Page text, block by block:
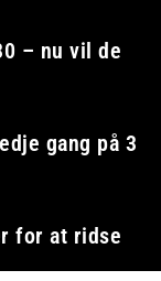
– nu vil de
gang på 3
for at ridse